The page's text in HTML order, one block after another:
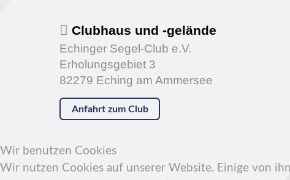
Clubhaus und -gelände
Echinger Segel-Club e.V.
Erholungsgebiet 3
82279 Eching am Ammersee
Anfahrt zum Club
Wir benutzen Cookies
Wir nutzen Cookies auf unserer Website. Einige von